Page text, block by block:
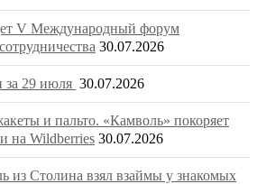
V Международный форум
30.07.2026
за 29 июля 30.07.2026
и пальто. «Камволь» покоряет
на Wildberries 30.07.2026
из Столина взял взаймы у знакомых